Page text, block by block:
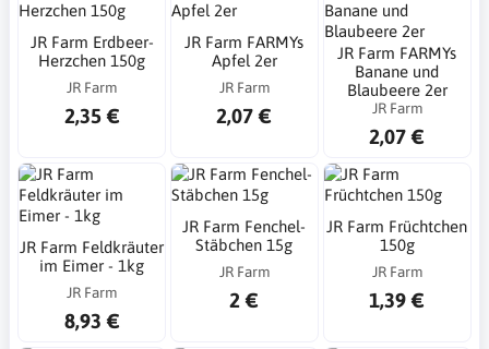
JR Farm Erdbeer-
Herzchen 150g
JR Farm
2,35 €
JR Farm FARMYs
Apfel 2er
JR Farm
2,07 €
JR Farm FARMYs
Banane und
Blaubeere 2er
JR Farm
2,07 €
JR Farm Feldkräuter
im Eimer - 1kg
JR Farm
8,93 €
JR Farm Fenchel-
Stäbchen 15g
JR Farm
2 €
JR Farm Früchtchen
150g
JR Farm
1,39 €